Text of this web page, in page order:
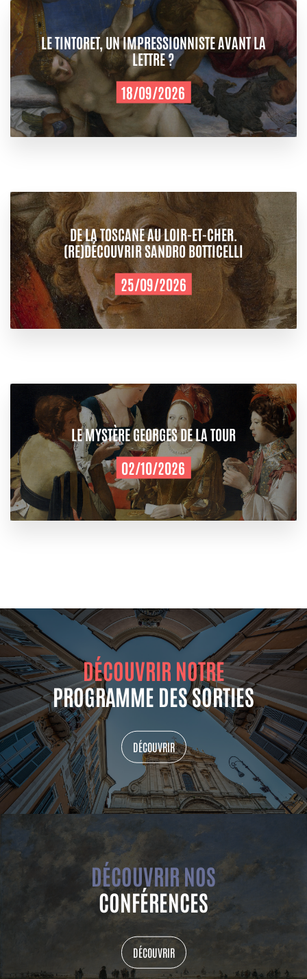
LE TINTORET, UN IMPRESSIONNISTE AVANT LA
LETTRE ?
18/09/2026
DE LA TOSCANE AU LOIR-ET-CHER.
(RE)DÉCOUVRIR SANDRO BOTTICELLI
25/09/2026
LE MYSTÈRE GEORGES DE LA TOUR
02/10/2026
DÉCOUVRIR NOTRE
PROGRAMME DES SORTIES
DÉCOUVRIR
DÉCOUVRIR NOS
CONFÉRENCES
DÉCOUVRIR